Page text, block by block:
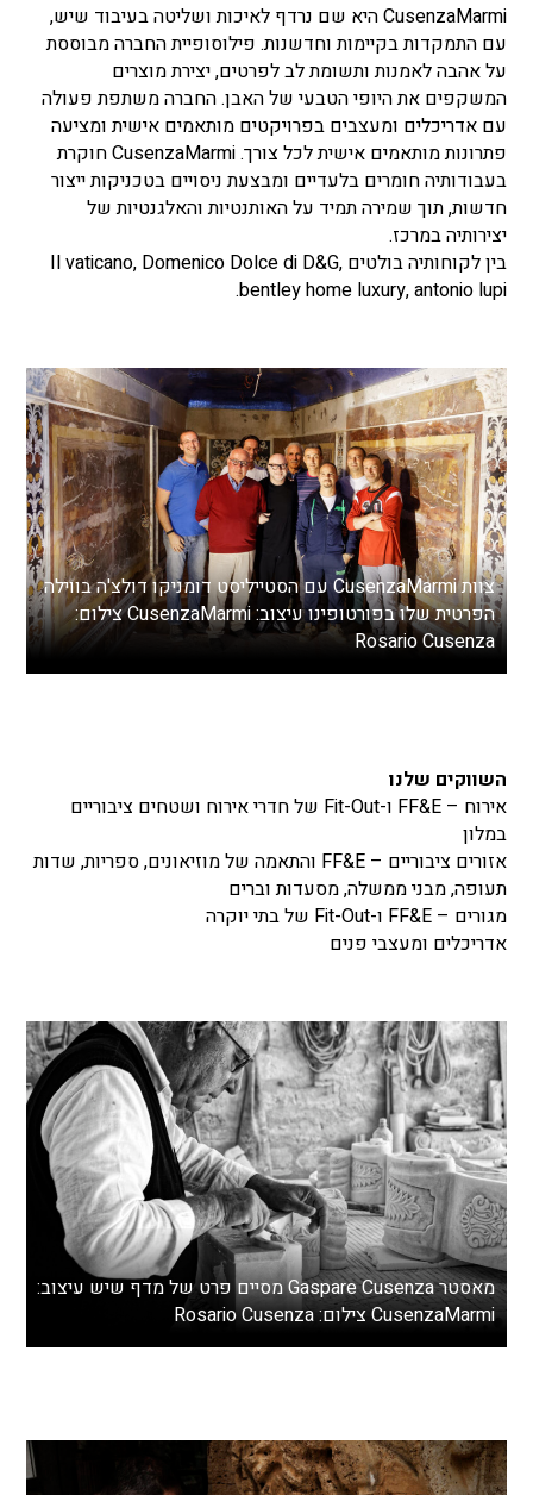
CusenzaMarmi היא שם נרדף לאיכות ושליטה בעיבוד שיש,
עם התמקדות בקיימות וחדשנות. פילוסופיית החברה מבוססת
על אהבה לאמנות ותשומת לב לפרטים, יצירת מוצרים
המשקפים את היופי הטבעי של האבן. החברה משתפת פעולה
עם אדריכלים ומעצבים בפרויקטים מותאמים אישית ומציעה
פתרונות מותאמים אישית לכל צורך. CusenzaMarmi חוקרת
בעבודותיה חומרים בלעדיים ומבצעת ניסויים בטכניקות ייצור
חדשות, תוך שמירה תמיד על האותנטיות והאלגנטיות של
יצירותיה במרכז.
בין לקוחותיה בולטים Il vaticano, Domenico Dolce di D&G,
bentley home luxury, antonio lupi.
צוות CusenzaMarmi עם הסטייליסט דומניקו דולצ'ה בווילה
הפרטית שלו בפורטופינו עיצוב: CusenzaMarmi צילום:
Rosario Cusenza
השווקים שלנו
אירוח – FF&E ו-Fit-Out של חדרי אירוח ושטחים ציבוריים
במלון
אזורים ציבוריים – FF&E והתאמה של מוזיאונים, ספריות, שדות
תעופה, מבני ממשלה, מסעדות וברים
מגורים – FF&E ו-Fit-Out של בתי יוקרה
אדריכלים ומעצבי פנים
מאסטר Gaspare Cusenza מסיים פרט של מדף שיש עיצוב:
CusenzaMarmi צילום: Rosario Cusenza